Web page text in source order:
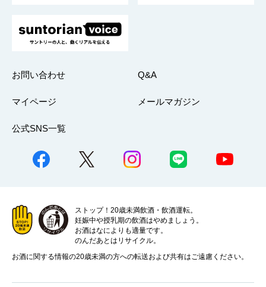
お問い合わせ Q&A
マイページ メールマガジン
公式SNS一覧
ストップ！20歳未満飲酒・飲酒運転。
妊娠中や授乳期の飲酒はやめましょう。
お酒はなによりも適量です。
のんだあとはリサイクル。
お酒に関する情報の20歳未満の方への転送および共有はご遠慮ください。